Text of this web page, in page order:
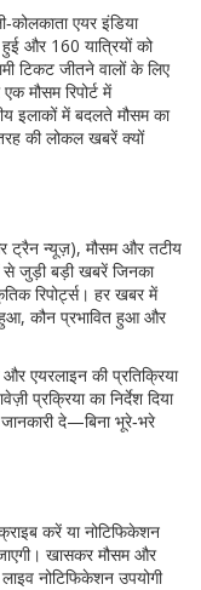
एयर इंडिया
और 160 यात्रियों को
टिकट जीतने वालों के लिए
मौसम रिपोर्ट में
इलाकों में बदलते मौसम का
की लोकल खबरें क्यों
ट्रैन न्यूज़), मौसम और तटीय
से जुड़ी बड़ी खबरें जिनका
रिपोर्ट्स। हर खबर में
कौन प्रभावित हुआ और
और एयरलाइन की प्रतिक्रिया
प्रक्रिया का निर्देश दिया
दे—बिना भूरे‑भरे
करें या नोटिफिकेशन
खासकर मौसम और
नोटिफिकेशन उपयोगी